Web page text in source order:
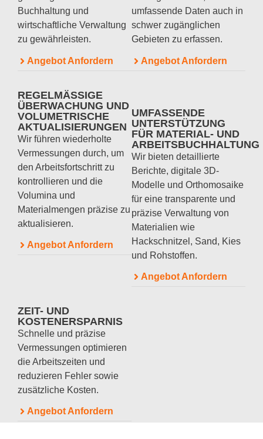
Buchhaltung und
wirtschaftliche Verwaltung
zu gewährleisten.
Angebot Anfordern
umfassende Daten auch in
schwer zugänglichen
Gebieten zu erfassen.
Angebot Anfordern
REGELMÄSSIGE Ü
BERWACHUNG UND V
OLUMETRISCHE A
KTUALISIERUNGEN
Wir führen wiederholte
Vermessungen durch, um
den Arbeitsfortschritt zu
kontrollieren und die
Volumina und
Materialmengen präzise zu
aktualisieren.
Angebot Anfordern
UMFASSENDE
UNTERSTÜTZUNG
FÜR MATERIAL- UND
ARBEITSBUCHHALTUNG
Wir bieten detaillierte
Berichte, digitale 3D-
Modelle und Orthomosaike
für eine transparente und
präzise Verwaltung von
Materialien wie
Hackschnitzel, Sand, Kies
und Rohstoffen.
Angebot Anfordern
ZEIT- UND
KOSTENERSPARNIS
Schnelle und präzise
Vermessungen optimieren
die Arbeitszeiten und
reduzieren Fehler sowie
zusätzliche Kosten.
Angebot Anfordern